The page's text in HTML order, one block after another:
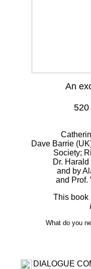
An
520
Dave Barrie
Society;
Dr.
and by
and Prof.
This book
What do you
DIALOGUE